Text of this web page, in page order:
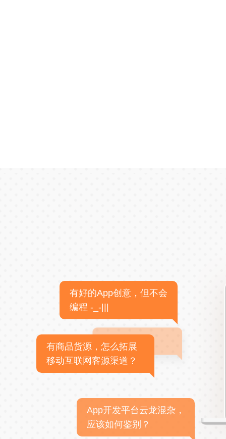
有好的App创意，但不会
编程 -_-|||
有商品货源，怎么拓展
移动互联网客源渠道？
App开发平台云龙混杂，
应该如何鉴别？